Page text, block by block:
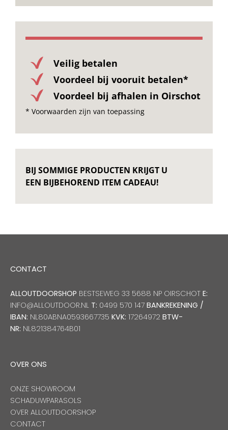
Veilig betalen
Voordeel bij vooruit betalen*
Voordeel bij afhalen in Oirschot
* Voorwaarden zijn van toepassing
BIJ SOMMIGE PRODUCTEN KRIJGT U
EEN BIJBEHOREND ITEM CADEAU!
CONTACT
ALLOUTDOORSHOP BESTSEWEG 33 5688 NP OIRSCHOT E:
INFO@ALLOUTDOOR.NL T: 0499 570 147 BANKREKENING /
IBAN: NL80ABNA0593667735 KVK: 17264972 BTW-
NR: NL821384764B01
OVER ONS
ONZE SHOWROOM
SCHADUWPARASOLS
OVER ALLOUTDOORSHOP
CONTACT